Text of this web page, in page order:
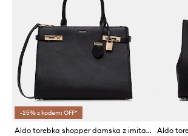
-25% z kodem: OFF*
Aldo torebka shopper damska z imitacji skóry MINELA